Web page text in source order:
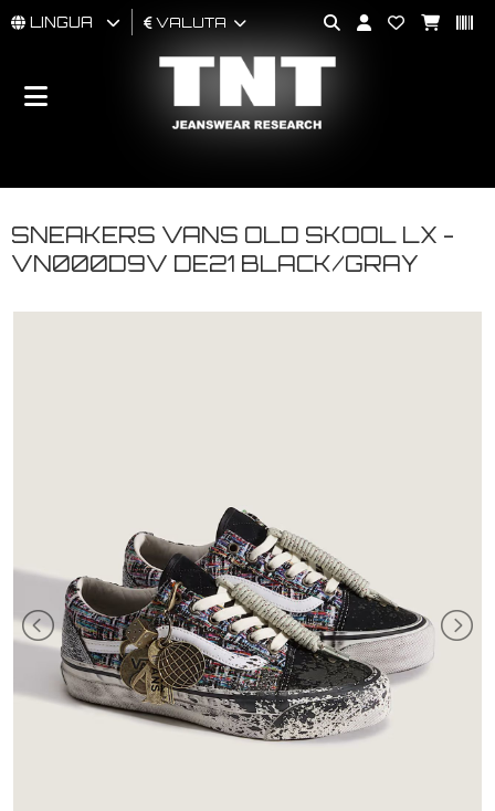
UOMO
BRAND
LINGUA VALUTA
SNEAKERS VANS OLD SKOOL LX -
VN000D9V DE21 BLACK/GRAY